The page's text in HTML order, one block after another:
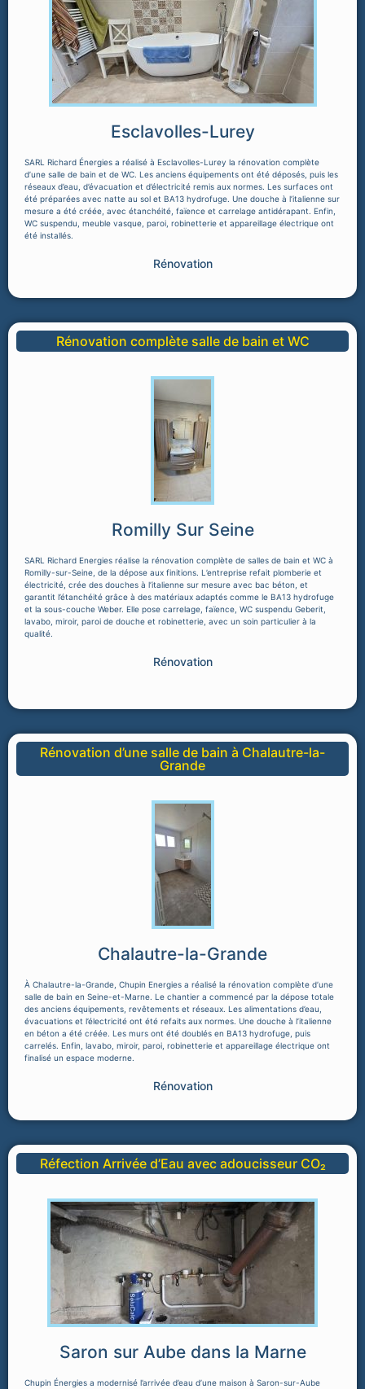
Esclavolles-Lurey
SARL Richard Énergies a réalisé à Esclavolles-Lurey la rénovation complète
d’une salle de bain et de WC. Les anciens équipements ont été déposés, puis les
réseaux d’eau, d’évacuation et d’électricité remis aux normes. Les surfaces ont
été préparées avec natte au sol et BA13 hydrofuge. Une douche à l’italienne sur
mesure a été créée, avec étanchéité, faïence et carrelage antidérapant. Enfin,
WC suspendu, meuble vasque, paroi, robinetterie et appareillage électrique ont
été installés.
Rénovation
Rénovation complète salle de bain et WC
Romilly Sur Seine
SARL Richard Energies réalise la rénovation complète de salles de bain et WC à
Romilly-sur-Seine, de la dépose aux finitions. L’entreprise refait plomberie et
électricité, crée des douches à l’italienne sur mesure avec bac béton, et
garantit l’étanchéité grâce à des matériaux adaptés comme le BA13 hydrofuge
et la sous-couche Weber. Elle pose carrelage, faïence, WC suspendu Geberit,
lavabo, miroir, paroi de douche et robinetterie, avec un soin particulier à la
qualité.
Rénovation
Rénovation d’une salle de bain à Chalautre-la-
Grande
Chalautre-la-Grande
À Chalautre-la-Grande, Chupin Energies a réalisé la rénovation complète d’une
salle de bain en Seine-et-Marne. Le chantier a commencé par la dépose totale
des anciens équipements, revêtements et réseaux. Les alimentations d’eau,
évacuations et l’électricité ont été refaits aux normes. Une douche à l’italienne
en béton a été créée. Les murs ont été doublés en BA13 hydrofuge, puis
carrelés. Enfin, lavabo, miroir, paroi, robinetterie et appareillage électrique ont
finalisé un espace moderne.
Rénovation
Réfection Arrivée d’Eau avec adoucisseur CO₂
Saron sur Aube dans la Marne
Chupin Énergies a modernisé l’arrivée d’eau d’une maison à Saron-sur-Aube